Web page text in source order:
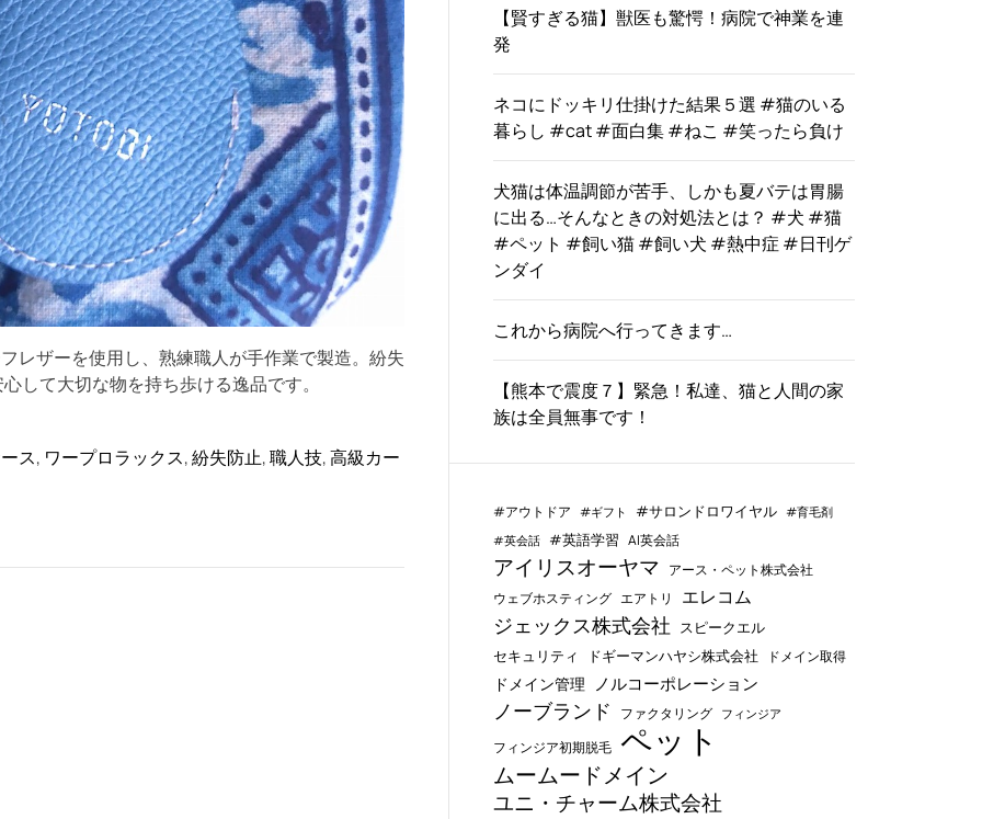
レザーを使用し、熟練職人が手作業で製造。紛失
して大切な物を持ち歩ける逸品です。
ス, ワープロラックス,紛失防止,職人技,高級カー
【賢すぎる猫】獣医も驚愕！病院で神業を連
発
ネコにドッキリ仕掛けた結果５選 #猫のいる
暮らし #cat #面白集 #ねこ #笑ったら負け
犬猫は体温調節が苦手、しかも夏バテは胃腸
に出る…そんなときの対処法とは？ #犬 #猫
#ペット #飼い猫 #飼い犬 #熱中症 #日刊ゲ
ンダイ
これから病院へ行ってきます…
【熊本で震度７】緊急！私達、猫と人間の家
族は全員無事です！
#アウトドア #ギフト #サロンドロワイヤル #育毛剤
#英会話 #英語学習 AI英会話
アイリスオーヤマ アース・ペット株式会社
ウェブホスティング エアトリ エレコム
ジェックス株式会社 スピークエル
セキュリティ ドギーマンハヤシ株式会社 ドメイン取得
ドメイン管理 ノルコーポレーション
ノーブランド ファクタリング フィンジア
フィンジア初期脱毛 ペット
ムームードメイン
ユニ・チャーム株式会社